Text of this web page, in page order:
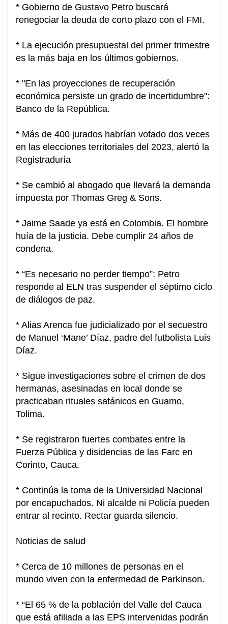
* Gobierno de Gustavo Petro buscará
renegociar la deuda de corto plazo con el FMI.
* La ejecución presupuestal del primer trimestre
es la más baja en los últimos gobiernos.
* "En las proyecciones de recuperación
económica persiste un grado de incertidumbre":
Banco de la República.
* Más de 400 jurados habrían votado dos veces
en las elecciones territoriales del 2023, alertó la
Registraduría
* Se cambió al abogado que llevará la demanda
impuesta por Thomas Greg & Sons.
* Jaime Saade ya está en Colombia. El hombre
huía de la justicia. Debe cumplir 24 años de
condena.
* “Es necesario no perder tiempo”: Petro
responde al ELN tras suspender el séptimo ciclo
de diálogos de paz.
* Alias Arenca fue judicializado por el secuestro
de Manuel ‘Mane’ Díaz, padre del futbolista Luis
Díaz.
* Sigue investigaciones sobre el crimen de dos
hermanas, asesinadas en local donde se
practicaban rituales satánicos en Guamo,
Tolima.
* Se registraron fuertes combates entre la
Fuerza Pública y disidencias de las Farc en
Corinto, Cauca.
* Continúa la toma de la Universidad Nacional
por encapuchados. Ni alcalde ni Policía pueden
entrar al recinto. Rectar guarda silencio.
Noticias de salud
* Cerca de 10 millones de personas en el
mundo viven con la enfermedad de Parkinson.
* “El 65 % de la población del Valle del Cauca
que está afiliada a las EPS intervenidas podrán